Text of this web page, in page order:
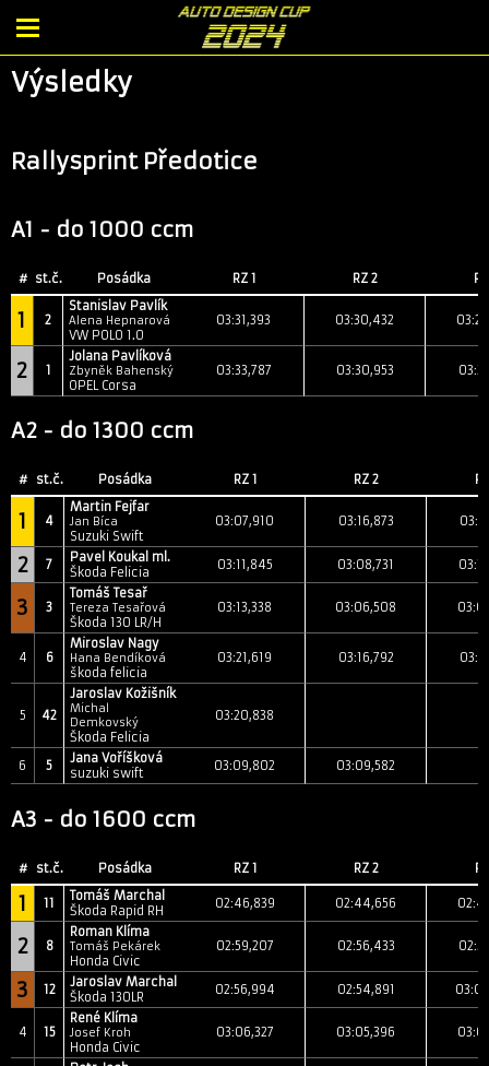
Výsledky
Rallysprint Předotice
A1 - do 1000 ccm
# st.č. Posádka RZ 1 RZ 2
1 2
Stanislav Pavlík
Alena Hepnarová
VW POLO 1.0
03:31,393 03:30,432
2 1
Jolana Pavlíková
Zbyněk Bahenský
OPEL Corsa
03:33,787 03:30,953
A2 - do 1300 ccm
# st.č. Posádka RZ 1 RZ 2
1 4
Martin Fejfar
Jan Bíca
Suzuki Swift
03:07,910 03:16,873
2 7
Pavel Koukal ml.
Škoda Felicia
03:11,845 03:08,731
3 3
Tomáš Tesař
Tereza Tesařová
Škoda 130 LR/H
03:13,338 03:06,508
4 6
Miroslav Nagy
Hana Bendíková
škoda felicia
03:21,619 03:16,792
5 42
Jaroslav Kožišník
Michal
Demkovský
Škoda Felicia
03:20,838
6 5
Jana Voříšková
suzuki swift
03:09,802 03:09,582
A3 - do 1600 ccm
# st.č. Posádka RZ 1 RZ 2
1 11
Tomáš Marchal
Škoda Rapid RH
02:46,839 02:44,656
2 8
Roman Klíma
Tomáš Pekárek
Honda Civic
02:59,207 02:56,433
3 12
Jaroslav Marchal
Škoda 130LR
02:56,994 02:54,891
4 15
René Klíma
Josef Kroh
Honda Civic
03:06,327 03:05,396